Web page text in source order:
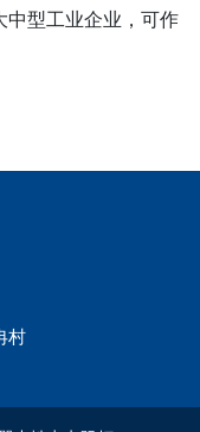
中型工业企业，可作
村